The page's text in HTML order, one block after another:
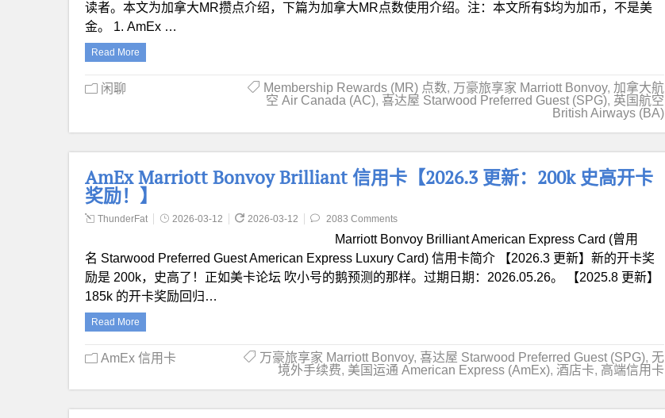
读者。本文为加拿大MR攒点介绍，下篇为加拿大MR点数使用介绍。注：本文所有$均为加币，不是美
金。 1. AmEx …
Read More
闲聊 Membership Rewards (MR) 点数, 万豪旅享家 Marriott Bonvoy, 加拿大航
空 Air Canada (AC), 喜达屋 Starwood Preferred Guest (SPG), 英国航空
British Airways (BA)
AmEx Marriott Bonvoy Brilliant 信用卡【2026.3 更新：200k 史高开卡
奖励！】
ThunderFat 2026-03-12 2026-03-12 2083 Comments
Marriott Bonvoy Brilliant American Express Card (曾用
名 Starwood Preferred Guest American Express Luxury Card) 信用卡简介 【2026.3 更新】新的开卡奖
励是 200k，史高了！正如美卡论坛 吹小号的鹅预测的那样。过期日期：2026.05.26。 【2025.8 更新】
185k 的开卡奖励回归…
Read More
AmEx 信用卡 万豪旅享家 Marriott Bonvoy, 喜达屋 Starwood Preferred Guest (SPG), 无
境外手续费, 美国运通 American Express (AmEx), 酒店卡, 高端信用卡